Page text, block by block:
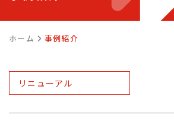
ホーム 事例紹介
リニューアル